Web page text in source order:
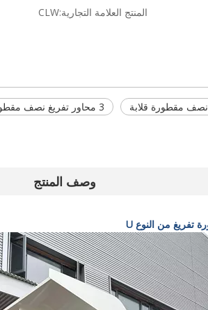
المنتج العلامة التجارية:CLW
3 محاور تفريغ نصف مقطورة نصف مقطورة قلابة
وصف المنتج